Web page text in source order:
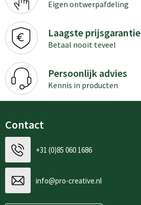
Eigen ontwerpafdeling
Laagste prijsgarantie
Betaal nooit teveel
Persoonlijk advies
Kennis in producten
Contact
+31 (0)85 060 1686
info@pro-creative.nl